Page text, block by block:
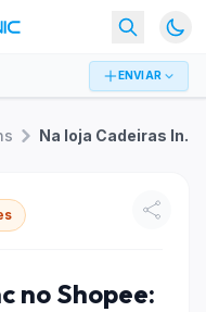
ENVIAR
Na loja Cadeiras Inc no Shopee: R$1 OFF em toda a loja
no Shopee: